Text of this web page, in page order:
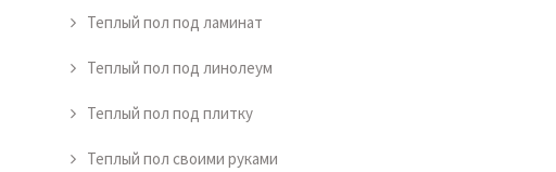
Теплый пол под ламинат
Теплый пол под линолеум
Теплый пол под плитку
Теплый пол своими руками